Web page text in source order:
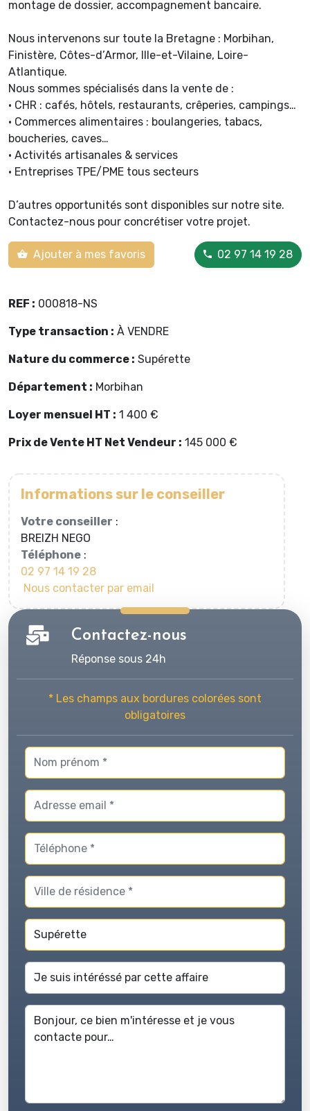
montage de dossier, accompagnement bancaire.
Nous intervenons sur toute la Bretagne : Morbihan,
Finistère, Côtes-d’Armor, Ille-et-Vilaine, Loire-
Atlantique.
Nous sommes spécialisés dans la vente de :
• CHR : cafés, hôtels, restaurants, crêperies, campings…
• Commerces alimentaires : boulangeries, tabacs,
boucheries, caves…
• Activités artisanales & services
• Entreprises TPE/PME tous secteurs
D’autres opportunités sont disponibles sur notre site.
Contactez-nous pour concrétiser votre projet.
Ajouter à mes favoris 02 97 14 19 28
REF : 000818-NS
Type transaction : À VENDRE
Nature du commerce : Supérette
Département : Morbihan
Loyer mensuel HT : 1 400 €
Prix de Vente HT Net Vendeur : 145 000 €
Informations sur le conseiller
Votre conseiller :
BREIZH NEGO
Téléphone :
02 97 14 19 28
Nous contacter par email
Contactez-nous
Réponse sous 24h
* Les champs aux bordures colorées sont
obligatoires